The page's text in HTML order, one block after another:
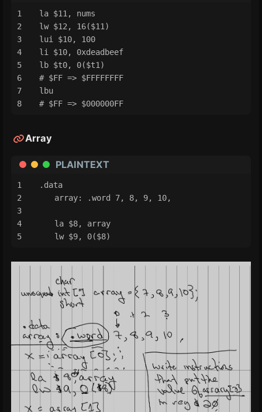
la $11, nums
lw $12, 16($11)
lui $10, 100
li $10, 0xdeadbeef
lb $t0, 0($t1)
# $FF => $FFFFFFFF
lbu
# $FF => $000000FF
Array
PLAINTEXT
.data
	array: .word 7, 8, 9, 10,
	la $8, array
	lw $9, 0($8)